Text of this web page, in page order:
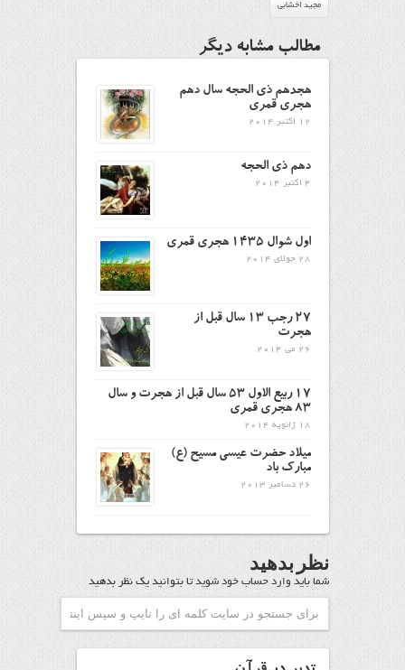
مجید اخشابی
مطالب مشابه دیگر
هجدهم ذی الحجه سال دهم
هجری قمری
12 اکتبر 2014
دهم ذی الحجه
4 اکتبر 2014
اول شوال 1435 هجری قمری
28 جولای 2014
27 رجب 13 سال قبل از
هجرت
26 می 2014
17 ربیع الاول 53 سال قبل از هجرت و سال
83 هجری قمری
18 ژانویه 2014
میلاد حضرت عیسی مسیح (ع)
مبارک باد
26 دسامبر 2013
نظر بدهید
شما باید وارد حساب خود شویدتا بتوانید یک نظر بدهید